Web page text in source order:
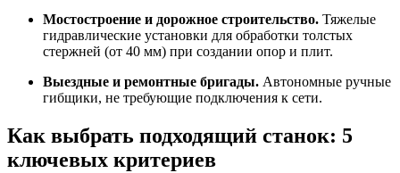
Мостостроение и дорожное строительство. Тяжелые
гидравлические установки для обработки толстых
стержней (от 40 мм) при создании опор и плит.
Выездные и ремонтные бригады. Автономные ручные
гибщики, не требующие подключения к сети.
Как выбрать подходящий станок: 5
ключевых критериев